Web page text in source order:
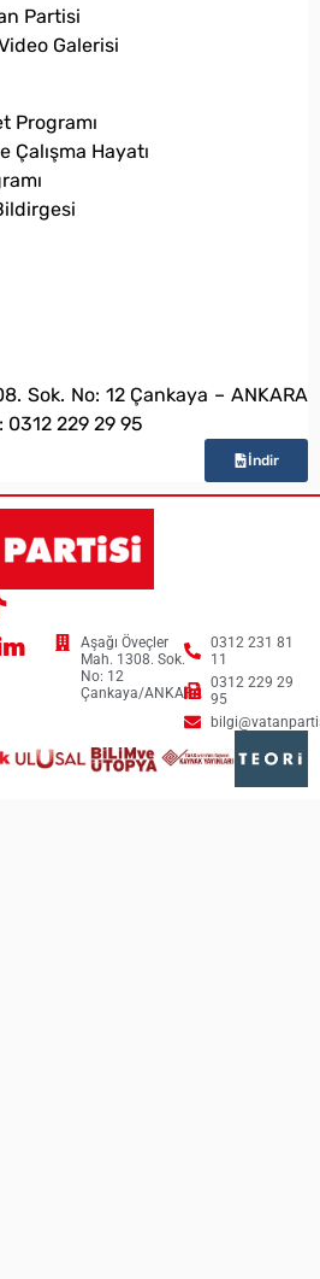
Partisi
Galerisi
Programı
Çalışma Hayatı
Sok. No: 12 Çankaya – ANKARA
0312 229 29 95
İndir
Aşağı Öveçler
Mah. 1308. Sok.
No: 12
Çankaya/ANKARA
0312 231 81
11
0312 229 29
95